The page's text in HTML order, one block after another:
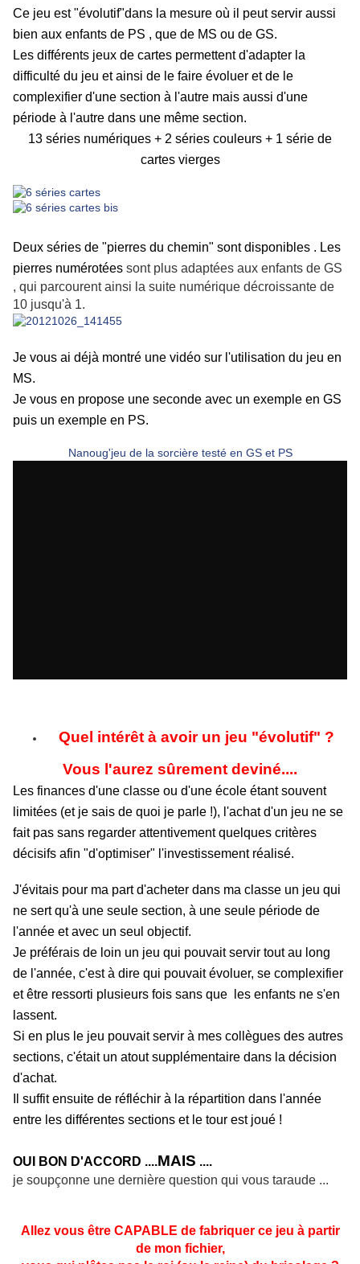
Ce jeu est "évolutif"dans la mesure où il peut servir aussi
bien aux enfants de PS , que de MS ou de GS.
Les différents jeux de cartes permettent d'adapter la
difficulté du jeu et ainsi de le faire évoluer et de le
complexifier d'une section à l'autre mais aussi d'une
période à l'autre dans une même section.
13 séries numériques + 2 séries couleurs + 1 série de
cartes vierges
Deux séries de "pierres du chemin" sont disponibles . Les
pierres numérotées sont plus adaptées aux enfants de GS
, qui parcourent ainsi la suite numérique décroissante de
10 jusqu'à 1.
Je vous ai déjà montré une vidéo sur l'utilisation du jeu en
MS.
Je vous en propose une seconde avec un exemple en GS
puis un exemple en PS.
Nanoug'jeu de la sorcière testé en GS et PS
Quel intérêt à avoir un jeu "évolutif" ?
Vous l'aurez sûrement deviné....
Les finances d'une classe ou d'une école étant souvent
limitées (et je sais de quoi je parle !), l'achat d'un jeu ne se
fait pas sans regarder attentivement quelques critères
décisifs afin "d'optimiser" l'investissement réalisé.
J'évitais pour ma part d'acheter dans ma classe un jeu qui
ne sert qu'à une seule section, à une seule période de
l'année et avec un seul objectif.
Je préférais de loin un jeu qui pouvait servir tout au long
de l'année, c'est à dire qui pouvait évoluer, se complexifier
et être ressorti plusieurs fois sans que les enfants ne s'en
lassent.
Si en plus le jeu pouvait servir à mes collègues des autres
sections, c'était un atout supplémentaire dans la décision
d'achat.
Il suffit ensuite de réfléchir à la répartition dans l'année
entre les différentes sections et le tour est joué !
OUI BON D'ACCORD ....MAIS ....
je soupçonne une dernière question qui vous taraude ...
Allez vous être CAPABLE de fabriquer ce jeu à partir
de mon fichier,